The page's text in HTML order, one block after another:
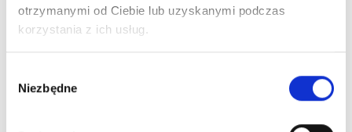
otrzymanymi od Ciebie lub uzyskanymi podczas
korzystania z ich usług.
zgody
Niezbędne
Dowiedz się więcej